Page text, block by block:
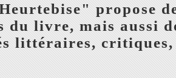
propose
livre, mais aussi
littéraires, critiques,